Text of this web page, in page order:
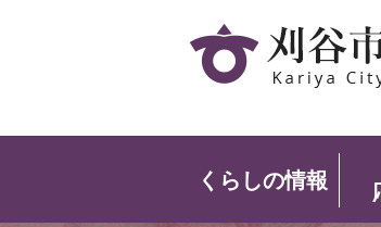
くらしの情報